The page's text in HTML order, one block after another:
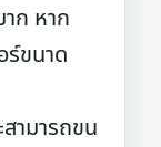
ก หาก
ร์ขนาด
ามารถขน